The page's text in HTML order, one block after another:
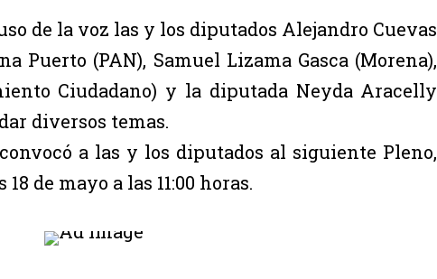
de la voz las y los diputados Alejandro Cuevas
Puerto (PAN), Samuel Lizama Gasca (Morena),
Ciudadano) y la diputada Neyda Aracelly
diversos temas.
a las y los diputados al siguiente Pleno,
de mayo a las 11:00 horas.